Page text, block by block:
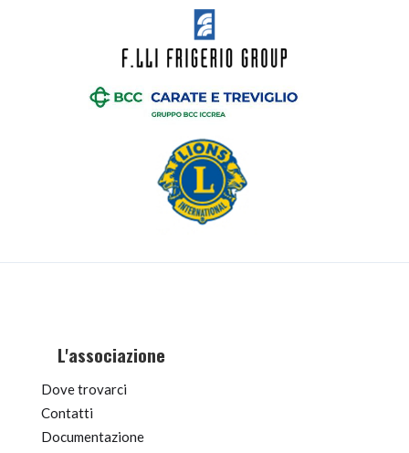
L'associazione
Dove trovarci
Contatti
Documentazione